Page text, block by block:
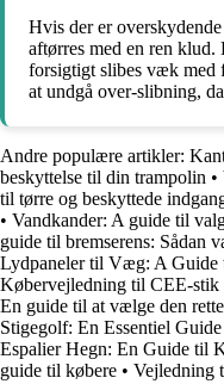
Hvis der er
aftørres med en ren klud.
forsigtigt slibes væk med
at undgå over-slibning,
Andre populære artikler:
beskyttelse til din trampolin •
til tørre og beskyttede
• Vandkander: A guide til
guide til bremserens: Sådan
Lydpaneler til Væg: A
Købervejledning til CEE-
En guide til at vælge den
Stigegolf: En Essentiel
Espalier Hegn: En Guide til
guide til købere • Vejledning